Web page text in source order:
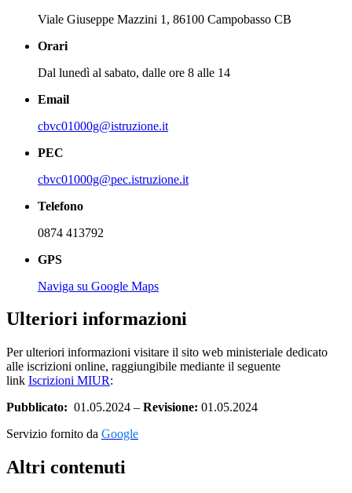
Viale Giuseppe Mazzini 1, 86100 Campobasso CB
Orari
Dal lunedì al sabato, dalle ore 8 alle 14
Email
cbvc01000g@istruzione.it
PEC
cbvc01000g@pec.istruzione.it
Telefono
0874 413792
GPS
Naviga su Google Maps
Ulteriori informazioni
Per ulteriori informazioni visitare il sito web ministeriale dedicato
alle iscrizioni online, raggiungibile mediante il seguente
link Iscrizioni MIUR:
Pubblicato: 01.05.2024 – Revisione: 01.05.2024
Servizio fornito da Google
Altri contenuti